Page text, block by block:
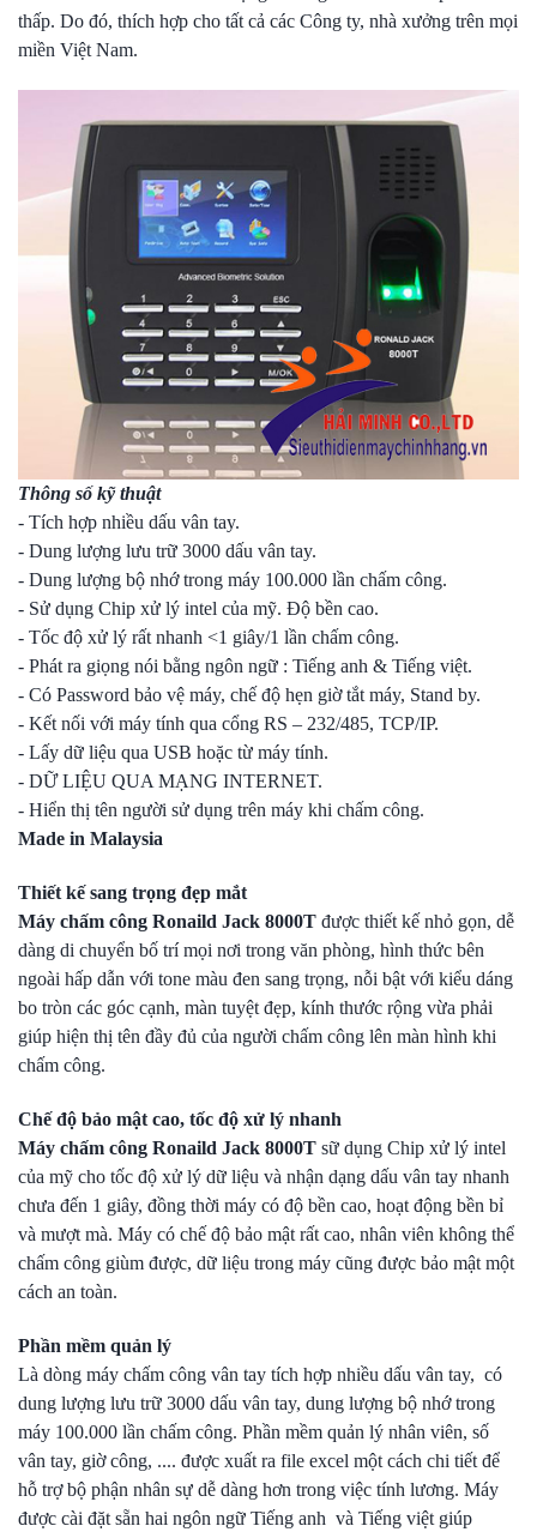
thấp. Do đó, thích hợp cho tất cả các Công ty, nhà xưởng trên mọi
miền Việt Nam.
Thông số kỹ thuật
- Tích hợp nhiều dấu vân tay.
- Dung lượng lưu trữ 3000 dấu vân tay.
- Dung lượng bộ nhớ trong máy 100.000 lần chấm công.
- Sử dụng Chip xử lý intel của mỹ. Độ bền cao.
- Tốc độ xử lý rất nhanh <1 giây/1 lần chấm công.
- Phát ra giọng nói bằng ngôn ngữ : Tiếng anh & Tiếng việt.
- Có Password bảo vệ máy, chế độ hẹn giờ tắt máy, Stand by.
- Kết nối với máy tính qua cổng RS – 232/485, TCP/IP.
- Lấy dữ liệu qua USB hoặc từ máy tính.
- DỮ LIỆU QUA MẠNG INTERNET.
- Hiển thị tên người sử dụng trên máy khi chấm công.
Made in Malaysia
Thiết kế sang trọng đẹp mắt
Máy chấm công Ronaild Jack 8000T được thiết kế nhỏ gọn, dễ
dàng di chuyển bố trí mọi nơi trong văn phòng, hình thức bên
ngoài hấp dẫn với tone màu đen sang trọng, nỗi bật với kiểu dáng
bo tròn các góc cạnh, màn tuyệt đẹp, kính thước rộng vừa phải
giúp hiện thị tên đầy đủ của người chấm công lên màn hình khi
chấm công.
Chế độ bảo mật cao, tốc độ xử lý nhanh
Máy chấm công Ronaild Jack 8000T sữ dụng Chip xử lý intel
của mỹ cho tốc độ xử lý dữ liệu và nhận dạng dấu vân tay nhanh
chưa đến 1 giây, đồng thời máy có độ bền cao, hoạt động bền bỉ
và mượt mà. Máy có chế độ bảo mật rất cao, nhân viên không thể
chấm công giùm được, dữ liệu trong máy cũng được bảo mật một
cách an toàn.
Phần mềm quản lý
Là dòng máy chấm công vân tay tích hợp nhiều dấu vân tay, có
dung lượng lưu trữ 3000 dấu vân tay, dung lượng bộ nhớ trong
máy 100.000 lần chấm công. Phần mềm quản lý nhân viên, số
vân tay, giờ công, .... được xuất ra file excel một cách chi tiết để
hỗ trợ bộ phận nhân sự dễ dàng hơn trong việc tính lương. Máy
được cài đặt sẵn hai ngôn ngữ Tiếng anh và Tiếng việt giúp